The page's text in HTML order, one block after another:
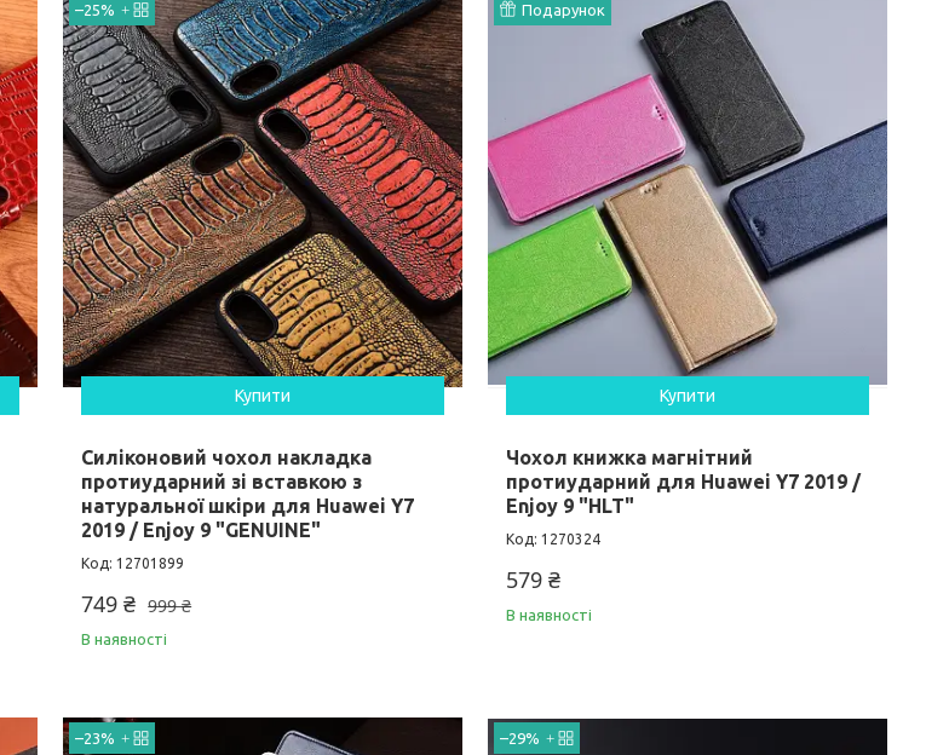
–25%
Купити
Силіконовий чохол накладка
протиударний зі вставкою з
натуральної шкіри для Huawei Y7
2019 / Enjoy 9 "GENUINE"
12701899
999 ₴
749 ₴
В наявності
Подарунок
Купити
Чохол книжка магнітний
протиударний для Huawei Y7 2019 /
Enjoy 9 "HLT"
1270324
579 ₴
В наявності
–23% –29%